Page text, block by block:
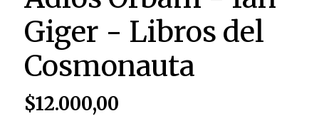
Giger - Libros del
Cosmonauta
$12.000,00